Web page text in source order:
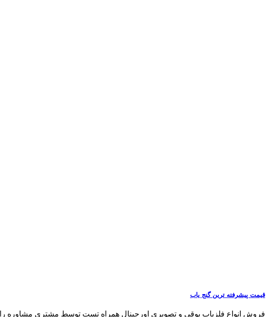
قیمت پیشرفته ترین گنج یاب
فروش انواع فلزیاب بوقی و تصویری اورجینال همراه تست توسط مشتری مشاوره رایگان خرید